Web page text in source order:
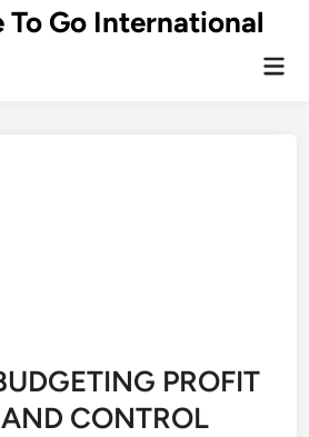
To Go International
PROFIT
CONTROL